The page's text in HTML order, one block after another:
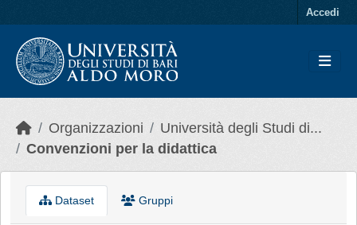
Accedi
Organizzazioni
Università degli Studi di...
Convenzioni per la didattica
Dataset Gruppi